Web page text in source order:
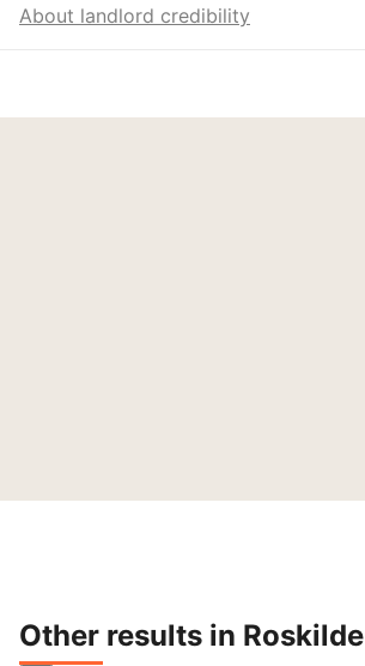
About landlord credibility
Other results in Roskilde